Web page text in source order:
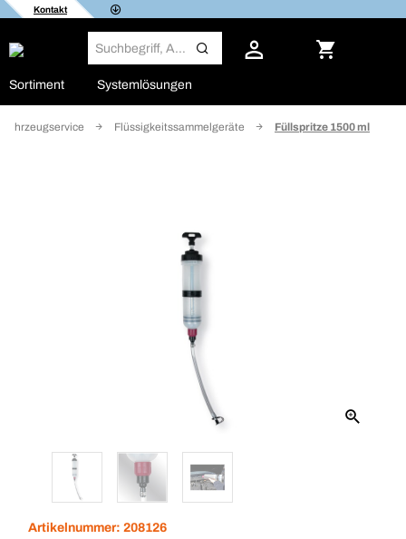
Kontakt
Sortiment Systemlösungen
Flüssigkeitssammelgeräte Füllspritze 1500 ml
Artikelnummer: 208126